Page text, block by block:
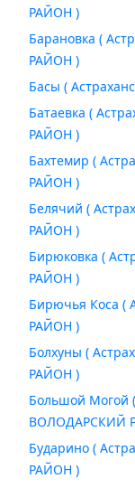
РАЙОН )
Барановка (
РАЙОН )
Басы (
Батаевка (
РАЙОН )
Бахтемир (
РАЙОН )
Белячий (
РАЙОН )
Бирюковка (
РАЙОН )
Бирючья Коса (
РАЙОН )
Болхуны (
РАЙОН )
Большой Могой
ВОЛОДАРСКИЙ
Бударино (
РАЙОН )